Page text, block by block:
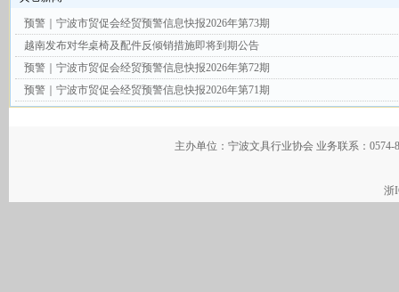
预警｜宁波市贸促会经贸预警信息快报2026年第73期
越南发布对华桌椅及配件反倾销措施即将到期公告
预警｜宁波市贸促会经贸预警信息快报2026年第72期
预警｜宁波市贸促会经贸预警信息快报2026年第71期
主办单位：宁波文具行业协会 业务联系：
浙